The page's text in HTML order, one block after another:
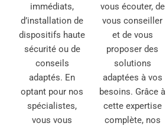
immédiats,
d’installation de
dispositifs haute
sécurité ou de
conseils
adaptés. En
optant pour nos
spécialistes,
vous vous
vous écouter, de
vous conseiller
et de vous
proposer des
solutions
adaptées à vos
besoins. Grâce à
cette expertise
complète, nos